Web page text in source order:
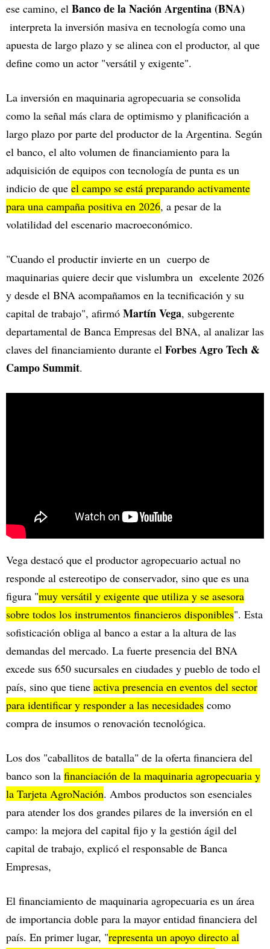
ese camino, el Banco de la Nación Argentina (BNA)
interpreta la inversión masiva en tecnología como una
apuesta de largo plazo y se alinea con el productor, al que
define como un actor "versátil y exigente".
La inversión en maquinaria agropecuaria se consolida
como la señal más clara de optimismo y planificación a
largo plazo por parte del productor de la Argentina. Según
el banco, el alto volumen de financiamiento para la
adquisición de equipos con tecnología de punta es un
indicio de que el campo se está preparando activamente
para una campaña positiva en 2026, a pesar de la
volatilidad del escenario macroeconómico.
"Cuando el productir invierte en un cuerpo de
maquinarias quiere decir que vislumbra un excelente 2026
y desde el BNA acompañamos en la tecnificación y su
capital de trabajo", afirmó Martín Vega, subgerente
departamental de Banca Empresas del BNA, al analizar las
claves del financiamiento durante el Forbes Agro Tech &
Campo Summit.
Vega destacó que el productor agropecuario actual no
responde al estereotipo de conservador, sino que es una
figura "muy versátil y exigente que utiliza y se asesora
sobre todos los instrumentos financieros disponibles". Esta
sofisticación obliga al banco a estar a la altura de las
demandas del mercado. La fuerte presencia del BNA
excede sus 650 sucursales en ciudades y pueblo de todo el
país, sino que tiene activa presencia en eventos del sector
para identificar y responder a las necesidades como
compra de insumos o renovación tecnológica.
Los dos "caballitos de batalla" de la oferta financiera del
banco son la financiación de la maquinaria agropecuaria y
la Tarjeta AgroNación. Ambos productos son esenciales
para atender los dos grandes pilares de la inversión en el
campo: la mejora del capital fijo y la gestión ágil del
capital de trabajo, explicó el responsable de Banca
Empresas,
El financiamiento de maquinaria agropecuaria es un área
de importancia doble para la mayor entidad financiera del
país. En primer lugar, "representa un apoyo directo al